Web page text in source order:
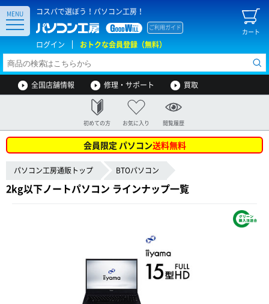
コスパで選ぼう！パソコン工房！
カート
ご利用ガイド
ログイン おトクな会員登録（無料）
MENU
全国店舗情報 修理・サポート 買取
初めての方 お気に入り 閲覧履歴
会員限定 パソコン送料無料
パソコン工房通販トップ BTOパソコン
2kg以下ノートパソコン ラインナップ一覧